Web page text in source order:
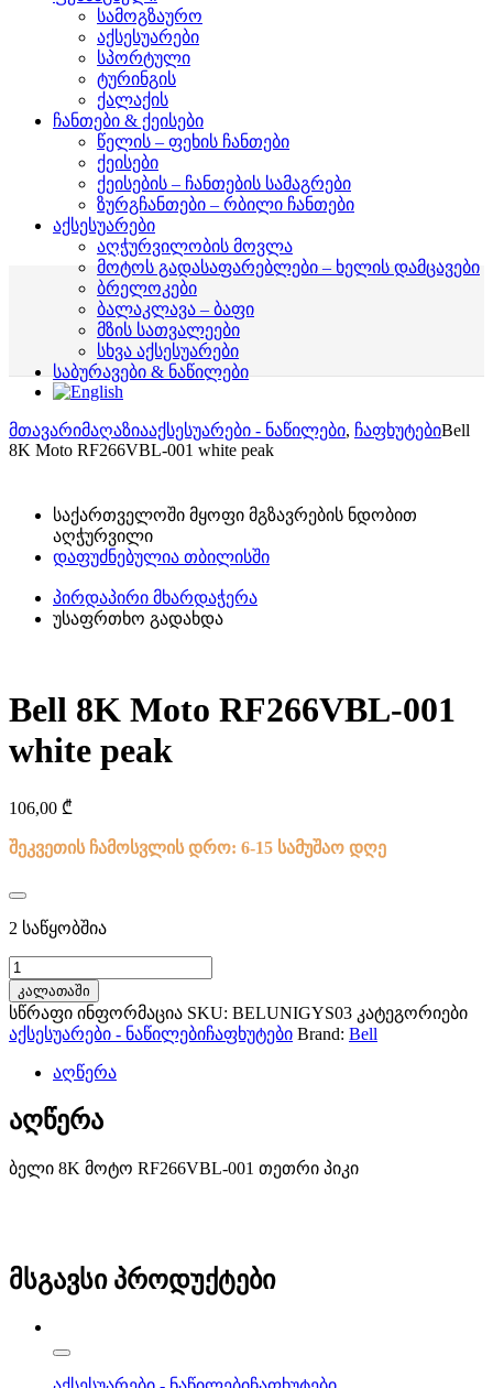
სამოგზაურო
აქსესუარები
სპორტული
ტურინგის
ქალაქის
ჩანთები & ქეისები
წელის – ფეხის ჩანთები
ქეისები
ქეისების – ჩანთების სამაგრები
ზურგჩანთები – რბილი ჩანთები
აქსესუარები
აღჭურვილობის მოვლა
მოტოს გადასაფარებლები – ხელის დამცავები
ბრელოკები
ბალაკლავა – ბაფი
მზის სათვალეები
სხვა აქსესუარები
საბურავები & ნაწილები
მთავარიმაღაზიააქსესუარები - ნაწილები, ჩაფხუტებიBell
8K Moto RF266VBL-001 white peak
საქართველოში მყოფი მგზავრების ნდობით
აღჭურვილი
დაფუძნებულია თბილისში
პირდაპირი მხარდაჭერა
უსაფრთხო გადახდა
Bell 8K Moto RF266VBL-001
white peak
106,00 ₾
შეკვეთის ჩამოსვლის დრო: 6-15 სამუშაო დღე
2 საწყობშია
Bell
8K
Moto
RF266VBL-
001
რაოდენობა
კალათაში
სწრაფი ინფორმაცია SKU: BELUNIGYS03 კატეგორიები
აქსესუარები - ნაწილებიჩაფხუტები Brand: Bell
აღწერა
აღწერა
ბელი 8K მოტო RF266VBL-001 თეთრი პიკი
მსგავსი პროდუქტები